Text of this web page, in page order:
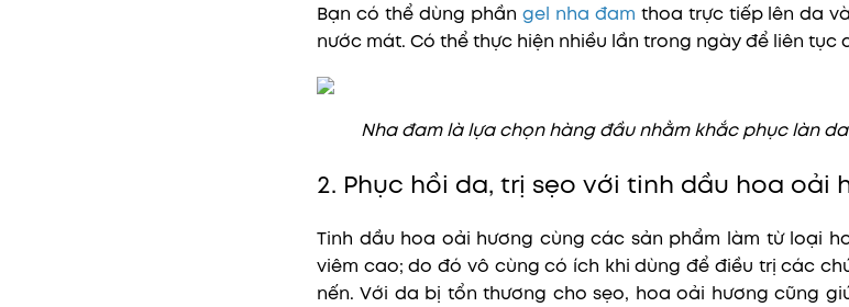
Bạn có thể dùng phần gel nha đam thoa trực tiếp lên da
nước mát. Có thể thực hiện nhiều lần trong ngày để liên tục
Nha đam là lựa chọn hàng đầu nhằm khắc phục làn
2. Phục hồi da, trị sẹo với tinh dầu hoa oải
Tinh dầu hoa oải hương cùng các sản phẩm làm từ loại
viêm cao; do đó vô cùng có ích khi dùng để điều trị các
nến. Với da bị tổn thương cho sẹo, hoa oải hương cũng